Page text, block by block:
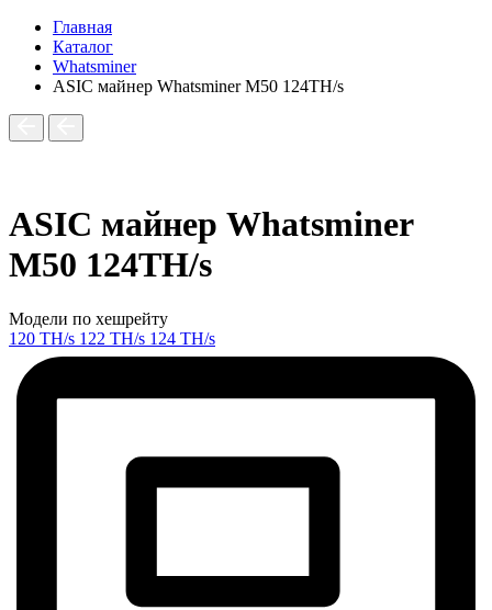
Главная
Каталог
Whatsminer
ASIC майнер Whatsminer M50 124TH/s
ASIC майнер Whatsminer
M50 124TH/s
Модели по хешрейту
120 TH/s 122 TH/s 124 TH/s